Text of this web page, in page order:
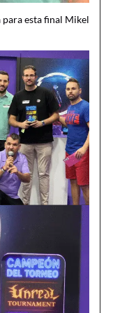
para esta final Mikel